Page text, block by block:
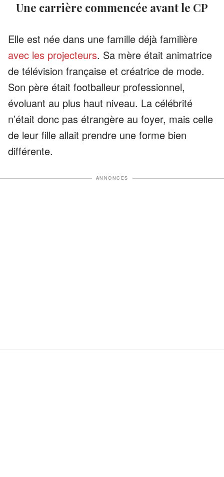
Une carrière commencée avant le CP
Elle est née dans une famille déjà familière
avec les projecteurs. Sa mère était animatrice
de télévision française et créatrice de mode.
Son père était footballeur professionnel,
évoluant au plus haut niveau. La célébrité
n’était donc pas étrangère au foyer, mais celle
de leur fille allait prendre une forme bien
différente.
ANNONCES